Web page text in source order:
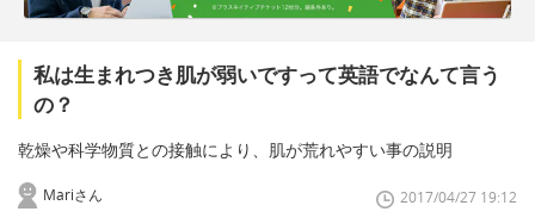
私は生まれつき肌が弱いですって英語でなんて言う
の？
乾燥や科学物質との接触により、肌が荒れやすい事の説明
Mariさん 2017/04/27 19:12